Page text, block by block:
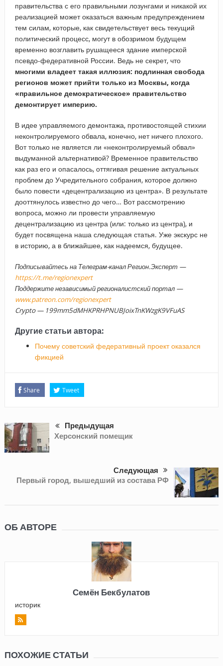
правительства с его правильными лозунгами и никакой их
реализацией может оказаться важным предупреждением
тем силам, которые, как свидетельствует весь текущий
политический процесс, могут в обозримом будущем
временно возглавить рушащееся здание имперской
псевдо-федеративной России. Ведь не секрет, что
многими владеет такая иллюзия: подлинная свобода
регионов может прийти только из Москвы, когда
«правильное демократическое» правительство
демонтирует империю.
В идее управляемого демонтажа, противостоящей стихии
неконтролируемого обвала, конечно, нет ничего плохого.
Вот только не является ли «неконтролируемый обвал»
выдуманной альтернативой? Временное правительство
как раз его и опасалось, оттягивая решение актуальных
проблем до Учредительного собрания, которое должно
было повести «децентрализацию из центра». В результате
дооттянулось известно до чего… Вот рассмотрению
вопроса, можно ли провести управляемую
децентрализацию из центра (или: только из центра), и
будет посвящена наша следующая статья. Уже экскурс не
в историю, а в ближайшее, как надеемся, будущее.
Подписывайтесь на Телеграм-канал Регион.Эксперт —
https://t.me/regionexpert
Поддержите независимый регионалистский портал —
www.patreon.com/regionexpert
Crypto — 199mm5dMHKPRHPNUBJoixTnKWzgK9VFuAS
Другие статьи автора:
Почему советский федеративный проект оказался
фикцией
Share Tweet
Предыдущая
Херсонский помещик
Следующая
Первый город, вышедший из состава РФ
ОБ АВТОРЕ
Семён Бекбулатов
историк
ПОХОЖИЕ СТАТЬИ